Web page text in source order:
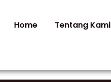
Home Tentang Kami